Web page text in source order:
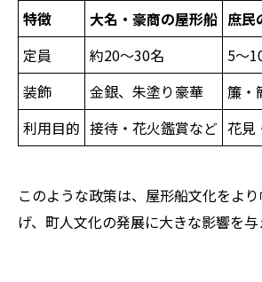
特徴 大名・豪商の屋形船 庶民
定員
約20～30名
5～
装飾
金銀、朱塗り豪華
簾・
利用目的 接待・花火鑑賞など 花見
このような政策は、屋形船文化をよ
げ、町人文化の発展に大きな影響を与